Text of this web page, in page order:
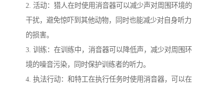
2. 活动：猎人在时使用消音器可以减少声对周围环境的
干扰，避免惊吓到其他动物，同时也能减少对自身听力
的损害。
3. 训练：在训练中，消音器可以降低声，减少对周围环
境的噪音污染，同时保护训练者的听力。
4. 执法行动：和特工在执行任务时使用消音器，可以在